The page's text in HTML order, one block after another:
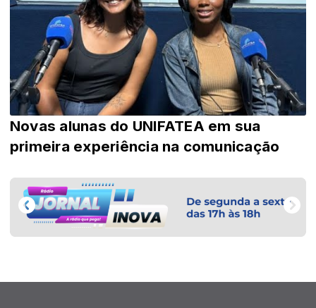
Novas alunas do UNIFATEA em sua
primeira experiência na comunicação